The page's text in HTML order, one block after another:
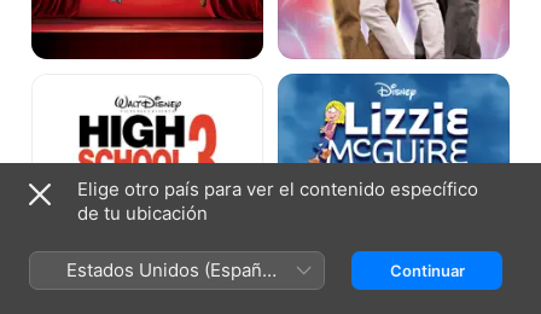
Musical
La
graduación
Lizzie
McGuire
Elige otro país para ver el contenido específico
de tu ubicación
Estados Unidos (Español
México)
Continuar